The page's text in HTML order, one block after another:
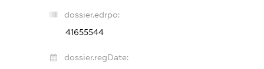
dossier.edrpo:
41655544
dossier.regDate: